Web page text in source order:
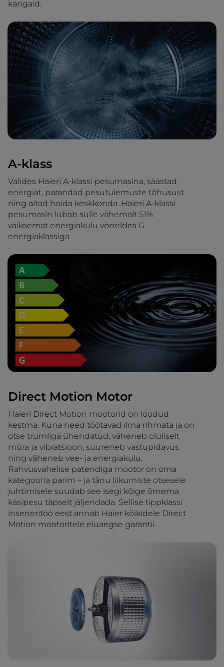
kangaid.
A-klass
Valides Haieri A-klassi pesumasina, säästad
energiat, parandad pesutulemuste tõhusust
ning aitad hoida keskkonda. Haieri A-klassi
pesumasin lubab sulle vähemalt 51%
väiksemat energiakulu võrreldes G-
energiaklassiga.
Direct Motion Motor
Haieri Direct Motion mootorid on loodud
kestma. Kuna need töötavad ilma rihmata ja on
otse trumliga ühendatud, väheneb oluliselt
müra ja vibratsioon, suureneb vastupidavus
ning väheneb vee- ja energiakulu.
Rahvusvahelise patendiga mootor on oma
kategooria parim – ja tänu liikumiste otsesele
juhtimisele suudab see isegi kõige õrnema
käsipesu täpselt jäljendada. Sellise tippklassi
inseneritöö eest annab Haier kõikidele Direct
Motion mootoritele eluaegse garantii.